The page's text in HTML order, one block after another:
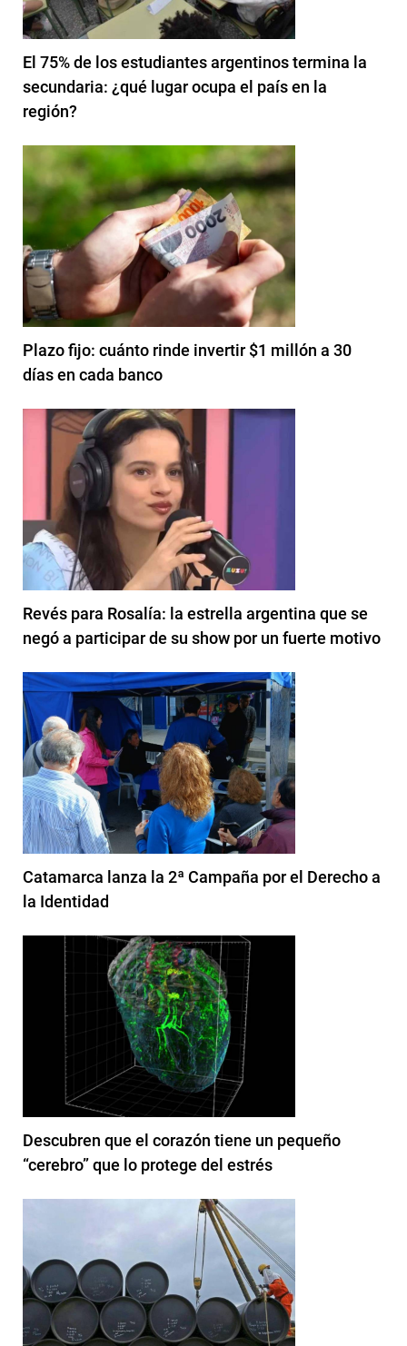
El 75% de los estudiantes argentinos termina la
secundaria: ¿qué lugar ocupa el país en la
región?
Plazo fijo: cuánto rinde invertir $1 millón a 30
días en cada banco
Revés para Rosalía: la estrella argentina que se
negó a participar de su show por un fuerte motivo
Catamarca lanza la 2ª Campaña por el Derecho a
la Identidad
Descubren que el corazón tiene un pequeño
“cerebro” que lo protege del estrés